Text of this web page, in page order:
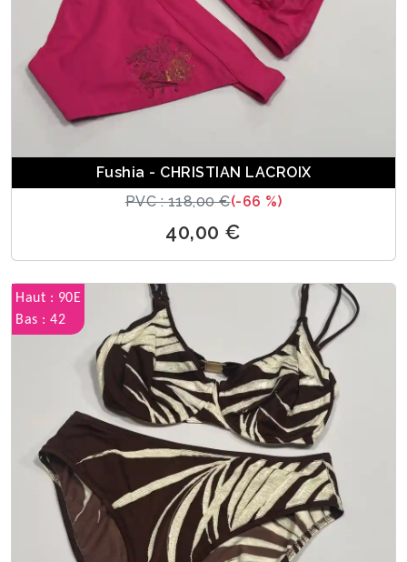
Fushia - CHRISTIAN LACROIX
PVC : 118,00 €(-66 %)
40,00 €
Haut : 90E
Bas : 42